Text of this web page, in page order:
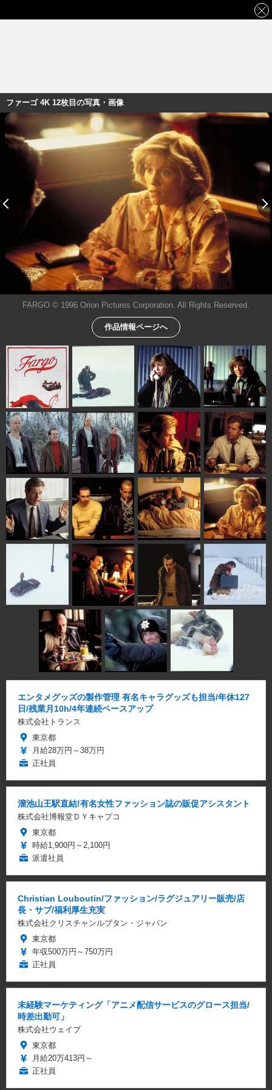
ファーゴ 4K 12枚目の写真・画像
FARGO © 1996 Orion Pictures Corporation. All Rights Reserved.
作品情報ページへ
エンタメグッズの製作管理 有名キャラグッズも担当/年休127
日/残業月10h/4年連続ベースアップ
株式会社トランス
東京都
月給28万円～38万円
正社員
溜池山王駅直結!有名女性ファッション誌の販促アシスタント
株式会社博報堂ＤＹキャプコ
東京都
時給1,900円～2,100円
派遣社員
Christian Louboutin/ファッション/ラグジュアリー販売/店
長・サブ/福利厚生充実
株式会社クリスチャンルブタン・ジャパン
東京都
年収500万円～750万円
正社員
未経験マーケティング「アニメ配信サービスのグロース担当/
時差出勤可」
株式会社ウェイブ
東京都
月給20万413円～
正社員